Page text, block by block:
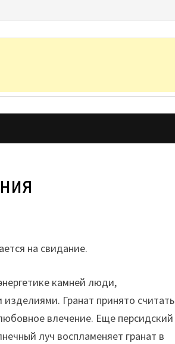
на свидание.
камней люди,
Гранат принято считать
влечение. Еще персидский
луч воспламеняет гранат в